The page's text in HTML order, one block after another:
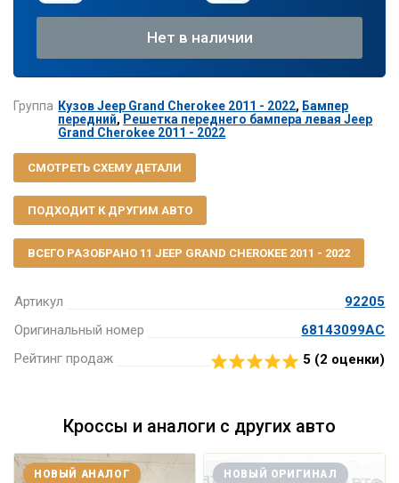
Артикул
92205
Оригинальный номер
68143099AC
Рейтинг продаж
5 (2 оценки)
Нет в наличии
Группа Кузов Jeep Grand Cherokee 2011 - 2022, Бампер
передний, Решетка переднего бампера левая Jeep
Grand Cherokee 2011 - 2022
СМОТРЕТЬ СХЕМУ ДЕТАЛИ
ПОДХОДИТ К ДРУГИМ АВТО
ВСЕГО РАЗОБРАНО 11 JEEP GRAND CHEROKEE 2011 - 2022
Кроссы и аналоги с других авто
НОВЫЙ АНАЛОГ НОВЫЙ ОРИГИНАЛ